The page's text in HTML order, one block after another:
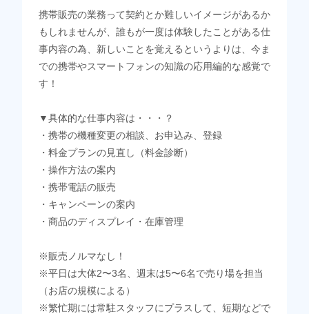
携帯販売の業務って契約とか難しいイメージがあるか
もしれませんが、誰もが一度は体験したことがある仕
事内容の為、新しいことを覚えるというよりは、今ま
での携帯やスマートフォンの知識の応用編的な感覚で
す！
▼具体的な仕事内容は・・・？
・携帯の機種変更の相談、お申込み、登録
・料金プランの見直し（料金診断）
・操作方法の案内
・携帯電話の販売
・キャンペーンの案内
・商品のディスプレイ・在庫管理
※販売ノルマなし！
※平日は大体2〜3名、週末は5〜6名で売り場を担当
（お店の規模による）
※繁忙期には常駐スタッフにプラスして、短期などで